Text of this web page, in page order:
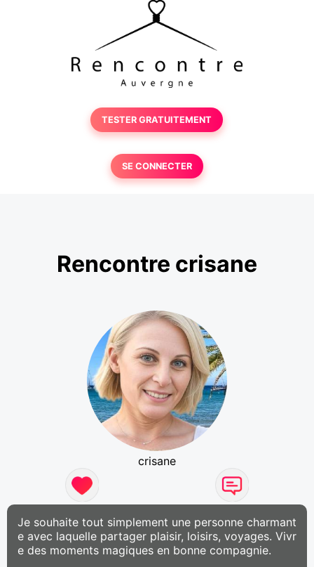
TESTER GRATUITEMENT
SE CONNECTER
Rencontre crisane
crisane
Je souhaite tout simplement une personne charmant
e avec laquelle partager plaisir, loisirs, voyages. Vivr
e des moments magiques en bonne compagnie.